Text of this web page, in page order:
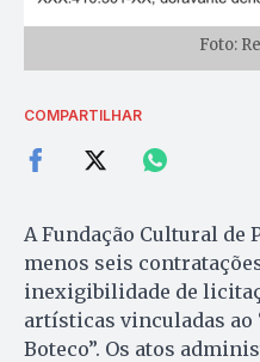
Foto:
COMPARTILHAR
A Fundação Cultural de
menos seis
inexigibilidade de
artísticas vinculadas ao
Boteco”. Os atos